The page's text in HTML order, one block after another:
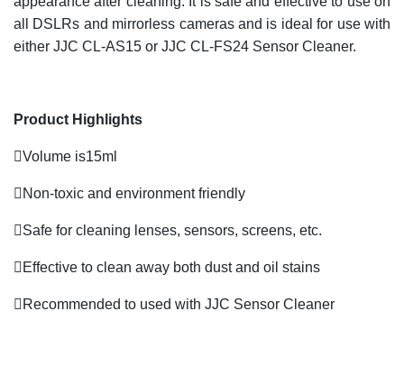
all DSLRs and mirrorless cameras and is ideal for use with
either JJC CL-AS15 or JJC CL-FS24 Sensor Cleaner.
Product Highlights
Volume is15ml
Non-toxic and environment friendly
Safe for cleaning lenses, sensors, screens, etc.
Effective to clean away both dust and oil stains
Recommended to used with JJC Sensor Cleaner